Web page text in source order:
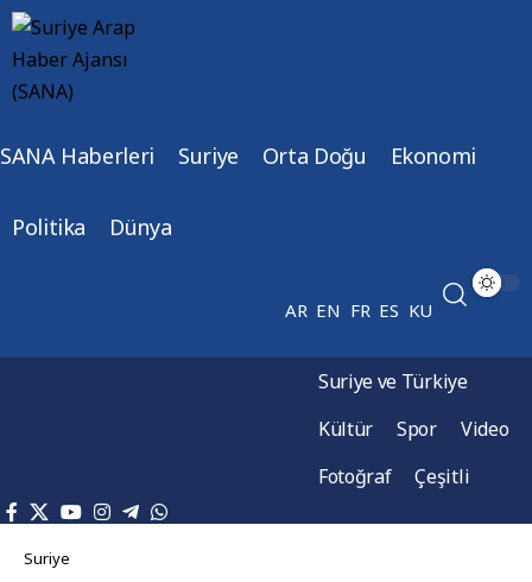
SANA Haberleri Suriye Orta Doğu Ekonomi
Politika Dünya
AR EN FR ES KU
Suriye ve Türkiye
Kültür
Spor
Video
Fotoğraf
Çeşitli
Suriye